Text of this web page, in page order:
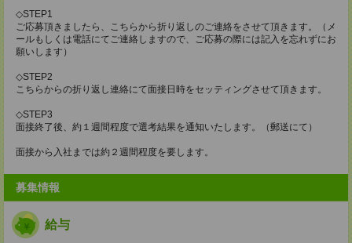
◇STEP1
ご応募頂きましたら、こちらから折り返しのご連絡をさせて頂きます。（メ
ールもしくは電話にてご連絡しますので、ご応募の際には記入を忘れずにお
願いします）
◇STEP2
こちらからの折り返し連絡にて面接日時をセッティングさせて頂きます。
◇STEP3
面接終了後、約１週間程度で選考結果を通知いたします。（郵送にて）
面接から入社までは約２週間程度を要します。
募集情報
給与